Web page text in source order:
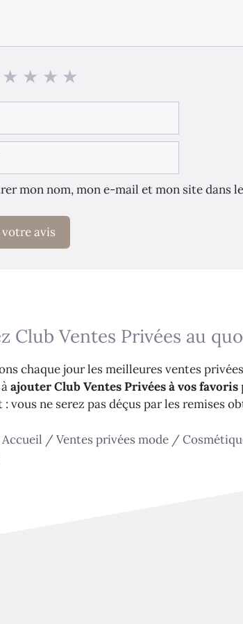
★
★
★
★
mon nom, mon e-mail et mon site dans
Club Ventes Privées au
chaque jour les meilleures ventes
ajouter Club Ventes Privées à vos favoris
vous ne serez pas déçus par les remises
Accueil / Ventes privées mode /